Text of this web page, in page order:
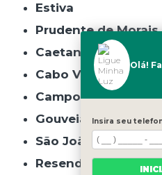
Estiva
Prudente de Morais
Caetanópolis
Cabo Verde
Campo do Meio
Gouveia
São João do
Resende Costa
Olá!
Insira seu